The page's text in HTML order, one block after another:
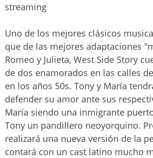
streaming
Uno de los mejores clásicos
que de las mejores adaptaciones
Romeo y Julieta, West Side Story
de dos enamorados en las calles
en los años 50s. Tony y María
defender su amor ante sus
María siendo una inmigrante
Tony un pandillero neoyorquino.
realizará una nueva versión de la
contará con un cast latino mucho